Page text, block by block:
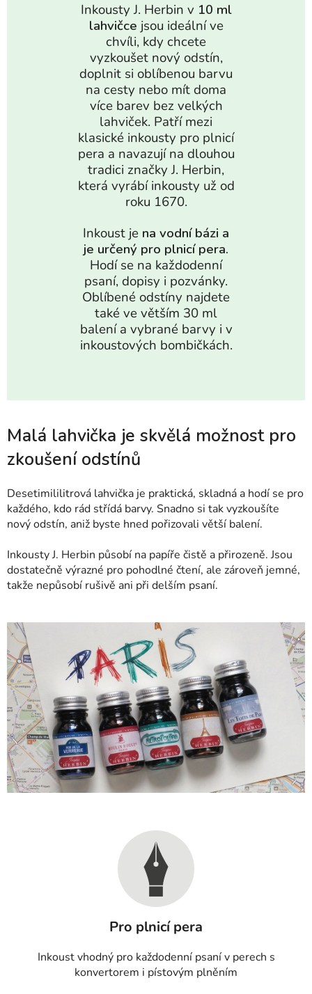
Inkousty J. Herbin v 10 ml
lahvičce jsou ideální ve
chvíli, kdy chcete
vyzkoušet nový odstín,
doplnit si oblíbenou barvu
na cesty nebo mít doma
více barev bez velkých
lahviček. Patří mezi
klasické inkousty pro plnicí
pera a navazují na dlouhou
tradici značky J. Herbin,
která vyrábí inkousty už od
roku 1670.
Inkoust je na vodní bázi a
je určený pro plnicí pera.
Hodí se na každodenní
psaní, dopisy i pozvánky.
Oblíbené odstíny najdete
také ve větším 30 ml
balení a vybrané barvy i v
inkoustových bombičkách.
Malá lahvička je skvělá možnost pro
zkoušení odstínů
Desetimililitrová lahvička je praktická, skladná a hodí se pro
každého, kdo rád střídá barvy. Snadno si tak vyzkoušíte
nový odstín, aniž byste hned pořizovali větší balení.
Inkousty J. Herbin působí na papíře čistě a přirozeně. Jsou
dostatečně výrazné pro pohodlné čtení, ale zároveň jemné,
takže nepůsobí rušivě ani při delším psaní.
Pro plnicí pera
Inkoust vhodný pro každodenní psaní v perech s
konvertorem i pístovým plněním